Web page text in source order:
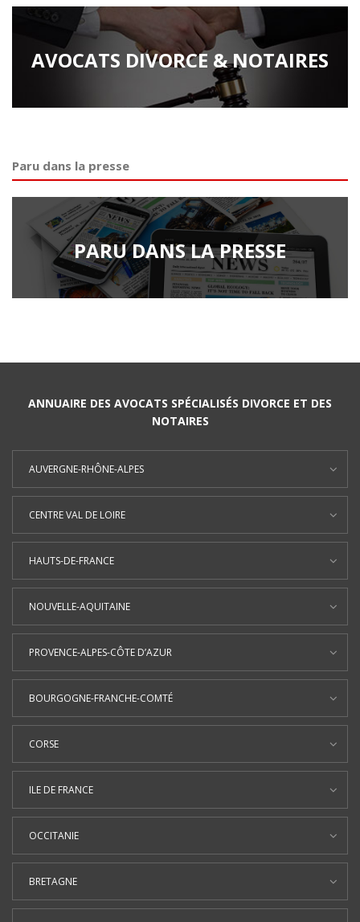
AVOCATS DIVORCE & NOTAIRES
Paru dans la presse
PARU DANS LA PRESSE
ANNUAIRE DES AVOCATS SPÉCIALISÉS DIVORCE ET DES
NOTAIRES
AUVERGNE-RHÔNE-ALPES
CENTRE VAL DE LOIRE
HAUTS-DE-FRANCE
NOUVELLE-AQUITAINE
PROVENCE-ALPES-CÔTE D’AZUR
BOURGOGNE-FRANCHE-COMTÉ
CORSE
ILE DE FRANCE
OCCITANIE
BRETAGNE